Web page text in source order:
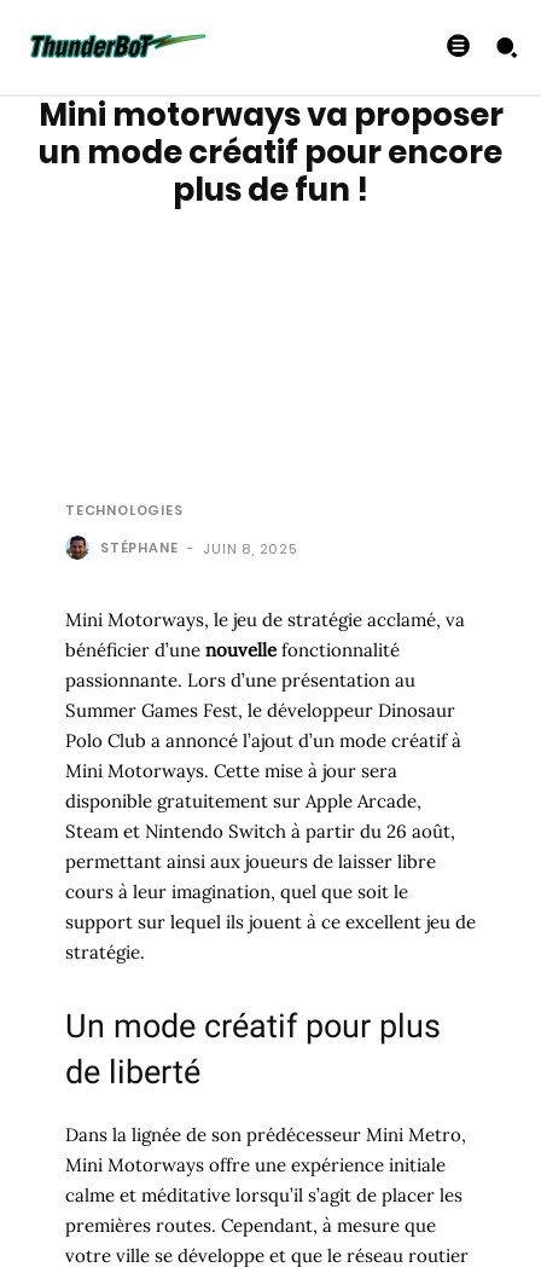
TECHNOLOGIES
STÉPHANE - JUIN 8, 2025
Mini motorways va proposer
un mode créatif pour encore
plus de fun !
Mini Motorways, le jeu de stratégie acclamé, va
bénéficier d’une nouvelle fonctionnalité
passionnante. Lors d’une présentation au
Summer Games Fest, le développeur Dinosaur
Polo Club a annoncé l’ajout d’un mode créatif à
Mini Motorways. Cette mise à jour sera
disponible gratuitement sur Apple Arcade,
Steam et Nintendo Switch à partir du 26 août,
permettant ainsi aux joueurs de laisser libre
cours à leur imagination, quel que soit le
support sur lequel ils jouent à ce excellent jeu de
stratégie.
Un mode créatif pour plus
de liberté
Dans la lignée de son prédécesseur Mini Metro,
Mini Motorways offre une expérience initiale
calme et méditative lorsqu’il s’agit de placer les
premières routes. Cependant, à mesure que
votre ville se développe et que le réseau routier